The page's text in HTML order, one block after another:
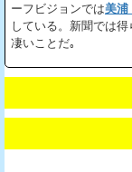
ーフビジョンでは美浦
している。新聞では
凄いことだ｡